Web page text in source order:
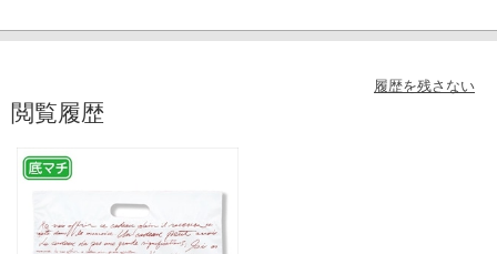
履歴を残さない
閲覧履歴